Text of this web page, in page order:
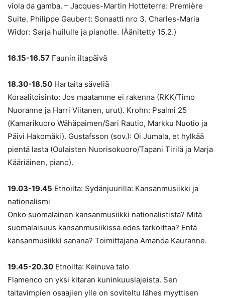
viola da gamba. – Jacques-Martin Hotteterre: Première
Suite. Philippe Gaubert: Sonaatti nro 3. Charles-Maria
Widor: Sarja huilulle ja pianolle. (Äänitetty 15.2.)
16.15-16.57 Faunin iltapäivä
18.30-18.50 Hartaita säveliä
Koraalitoisinto: Jos maatamme ei rakenna (RKK/Timo
Nuoranne ja Harri Viitanen, urut). Krohn: Psalmi 25
(Kamarikuoro Wähäpaimen/Sari Rautio, Markku Nuotio ja
Päivi Hakomäki). Gustafsson (sov.): Oi Jumala, et hylkää
pientä lasta (Oulaisten Nuorisokuoro/Tapani Tirilä ja Marja
Kääriäinen, piano).
19.03-19.45 Etnoilta: Sydänjuurilla: Kansanmusiikki ja
nationalismi
Onko suomalainen kansanmusiikki nationalistista? Mitä
suomalaisuus kansanmusiikissa edes tarkoittaa? Entä
kansanmusiikki sanana? Toimittajana Amanda Kauranne.
19.45-20.30 Etnoilta: Keinuva talo
Flamenco on yksi kitaran kuninkuuslajeista. Sen
taitavimpien osaajien ylle on soviteltu lähes myyttisen